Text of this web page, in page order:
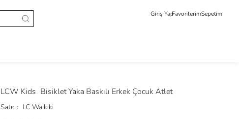
Giriş YapFavorilerimSepetim
LCW Kids Bisiklet Yaka Baskılı Erkek Çocuk Atlet
Satıcı: LC Waikiki